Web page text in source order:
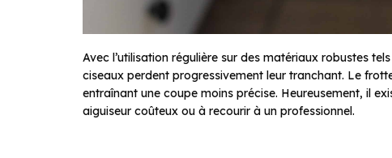
Avec l’utilisation régulière sur des matériaux robustes
ciseaux perdent progressivement leur tranchant. Le
entraînant une coupe moins précise. Heureusement, il
aiguiseur coûteux ou à recourir à un professionnel.